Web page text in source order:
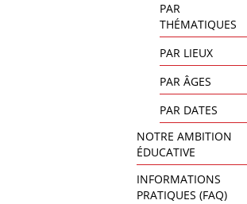
PAR
THÉMATIQUES
PAR LIEUX
PAR ÂGES
PAR DATES
NOTRE AMBITION
ÉDUCATIVE
INFORMATIONS
PRATIQUES (FAQ)